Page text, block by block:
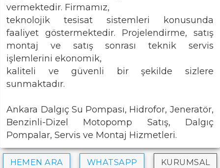
vermektedir. Firmamız,
teknolojik tesisat sistemleri konusunda
faaliyet göstermektedir. Projelendirme, satış
montaj ve satış sonrası teknik servis
işlemlerini ekonomik,
kaliteli ve güvenli bir şekilde sizlere
sunmaktadır.
Ankara Dalgıç Su Pompası, Hidrofor, Jeneratör,
Benzinli-Dizel Motopomp Satış, Dalgıç
Pompalar, Servis ve Montaj Hizmetleri.
HEMEN ARA WHATSAPP KURUMSAL